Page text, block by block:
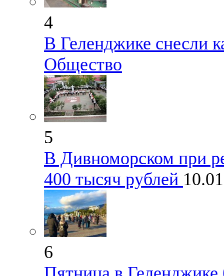
4
В Геленджике снесли
Общество
5
В Дивноморском при
400 тысяч рублей
6